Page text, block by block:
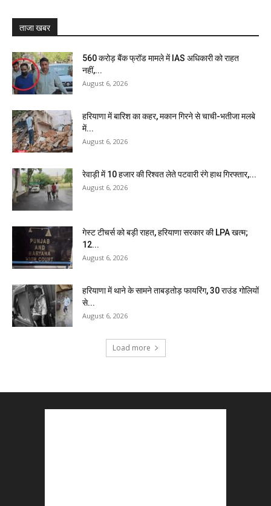
ताजा खबर
₹560 करोड़ बैंक फ्रॉड मामले में IAS अधिकारी को राहत
नहीं,...
August 6, 2026
हरियाणा में बारिश का कहर, मकान गिरने से चाची-भतीजा मलबे
में...
August 6, 2026
रेवाड़ी में 10 हजार की रिश्वत लेते पटवारी रंगे हाथ गिरफ्तार,...
August 6, 2026
गेस्ट टीचर्स को बड़ी राहत, हरियाणा सरकार की LPA खत्म;
12...
August 6, 2026
हरियाणा में थाने के सामने ताबड़तोड़ फायरिंग, 30 राउंड गोलियों
से...
August 6, 2026
Load more